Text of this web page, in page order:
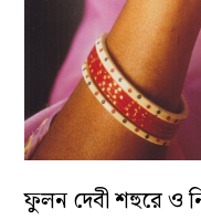
ফুলন দেবী শহুরে ও